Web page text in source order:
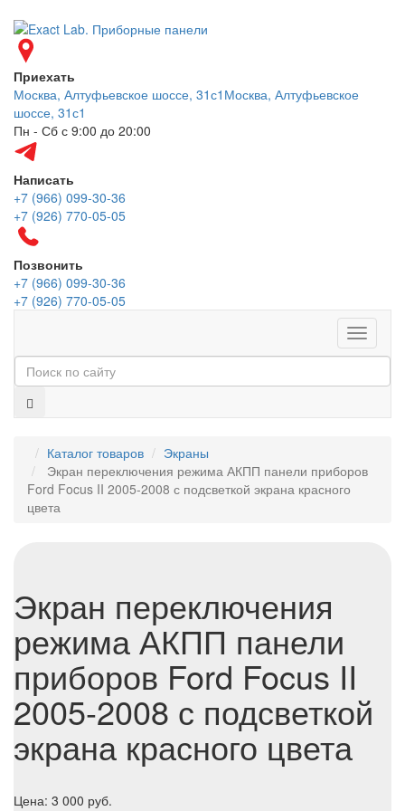
Приехать
Москва, Алтуфьевское шоссе, 31с1 Москва, Алтуфьевское
шоссе, 31с1
Пн - Сб с 9:00 до 20:00
Написать
+7 (966) 099-30-36
+7 (926) 770-05-05
Позвонить
+7 (966) 099-30-36
+7 (926) 770-05-05
Меню
Каталог товаров
Экраны
Экран переключения режима АКПП панели приборов
Ford Focus II 2005-2008 с подсветкой экрана красного
цвета
Экран переключения
режима АКПП панели
приборов Ford Focus II
2005-2008 с подсветкой
экрана красного цвета
Цена: 3 000 руб.